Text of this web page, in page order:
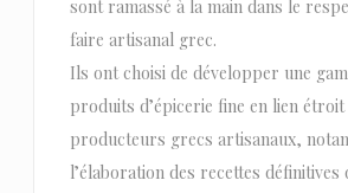
sont ramassé à la main dans le
faire artisanal grec.
Ils ont choisi de développer une
produits d’épicerie fine en lien
producteurs grecs artisanaux,
l’élaboration des recettes définitives